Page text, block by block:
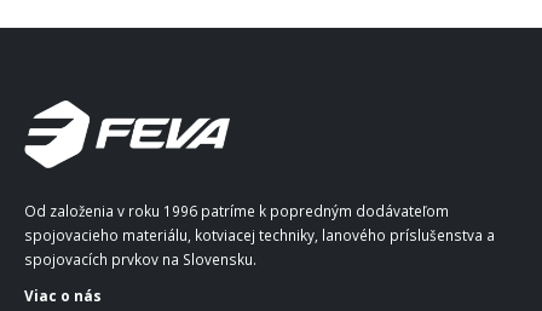
Od založenia v roku 1996 patríme k popredným dodávateľom
spojovacieho materiálu, kotviacej techniky, lanového príslušenstva a
spojovacích prvkov na Slovensku.
Viac o nás